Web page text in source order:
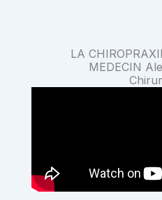
LA
MEDECIN